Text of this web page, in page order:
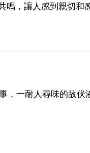
，讓人感到親切和
，一耐人尋味的故